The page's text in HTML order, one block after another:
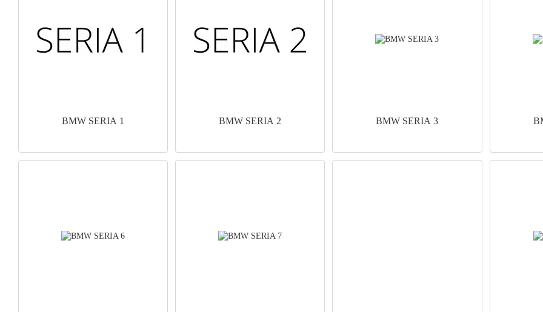
BMW SERIA 1 BMW SERIA 2 BMW SERIA 3